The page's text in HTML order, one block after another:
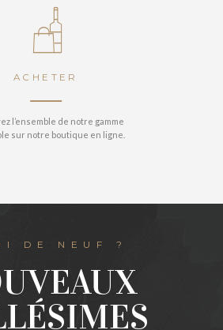
ACHETER
l’ensemble de notre gamme
sur notre boutique en ligne.
DE NEUF ?